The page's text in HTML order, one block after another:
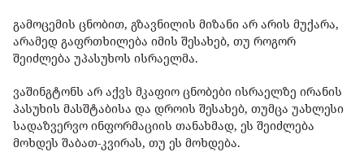
გამოცემის ცნობით, გზავნილის მიზანი არ არის მუქარა,
არამედ გაფრთხილება იმის შესახებ, თუ როგორ
შეიძლება უპასუხოს ისრაელმა.
ვაშინგტონს არ აქვს მკაფიო ცნობები ისრაელზე ირანის
პასუხის მასშტაბისა და დროის შესახებ, თუმცა უახლესი
სადაზვერვო ინფორმაციის თანახმად, ეს შეიძლება
მოხდეს შაბათ-კვირას, თუ ეს მოხდება.